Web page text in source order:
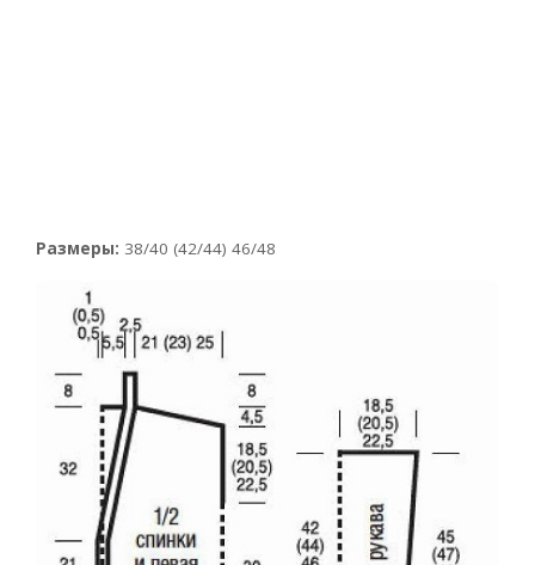
Размеры: 38/40 (42/44) 46/48